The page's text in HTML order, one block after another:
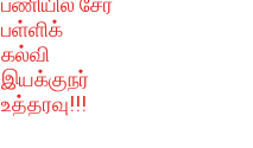
பள்ளிக்
கல்வி
இயக்குநர்
உத்தரவு!!!